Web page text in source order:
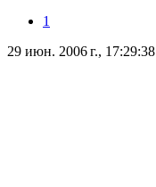
1
29 июн. 2006 г., 17:29:38